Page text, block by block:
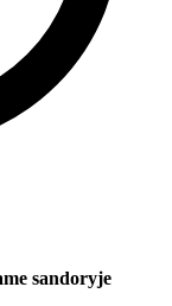
sandoryje